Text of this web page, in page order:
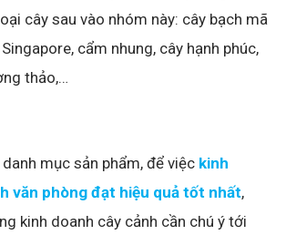
cây sau vào nhóm này: cây bạch mã
cẩm nhung, cây hạnh phúc,
thảo,…
mục sản phẩm, để việc kinh
văn phòng đạt hiệu quả tốt nhất,
kinh doanh cây cảnh cần chú ý tới